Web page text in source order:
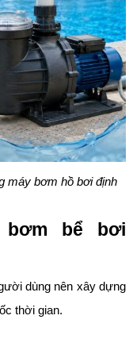
máy bơm hồ bơi định
bơm bể bơi
dùng nên xây dựng
thời gian.